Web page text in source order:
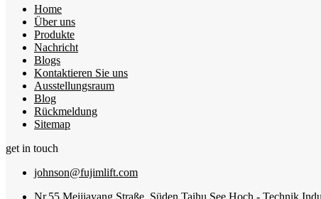
Home
Über uns
Produkte
Nachricht
Blogs
Kontaktieren Sie uns
Ausstellungsraum
Blog
Rückmeldung
Sitemap
get in touch
johnson@fujimlift.com
Nr.55 Meijiayang Straße, Süden Taihu See Hoch - Technik